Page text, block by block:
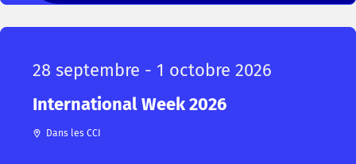
28 septembre - 1 octobre 2026
International Week 2026
Dans les CCI